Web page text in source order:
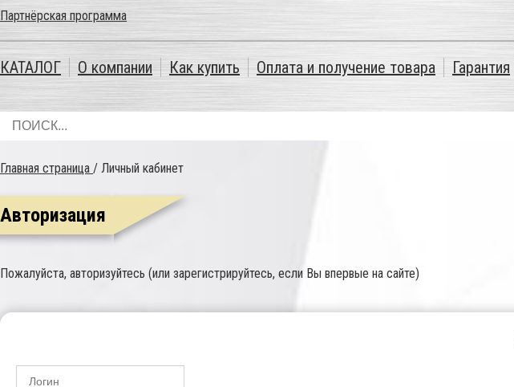
Партнёрская программа
КАТАЛОГ О компании Как купить Оплата и получение товара Гарантия
Главная страница / Личный кабинет
Авторизация
Пожалуйста, авторизуйтесь (или зарегистрируйтесь, если Вы впервые на сайте)